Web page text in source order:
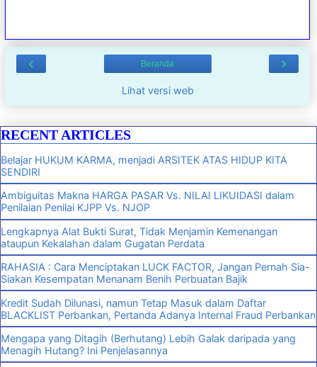
‹ ›
Beranda
Lihat versi web
RECENT ARTICLES
Belajar HUKUM KARMA, menjadi ARSITEK ATAS HIDUP KITA
SENDIRI
Ambiguitas Makna HARGA PASAR Vs. NILAI LIKUIDASI dalam
Penilaian Penilai KJPP Vs. NJOP
Lengkapnya Alat Bukti Surat, Tidak Menjamin Kemenangan
ataupun Kekalahan dalam Gugatan Perdata
RAHASIA : Cara Menciptakan LUCK FACTOR, Jangan Pernah Sia-
Siakan Kesempatan Menanam Benih Perbuatan Bajik
Kredit Sudah Dilunasi, namun Tetap Masuk dalam Daftar
BLACKLIST Perbankan, Pertanda Adanya Internal Fraud Perbankan
Mengapa yang Ditagih (Berhutang) Lebih Galak daripada yang
Menagih Hutang? Ini Penjelasannya